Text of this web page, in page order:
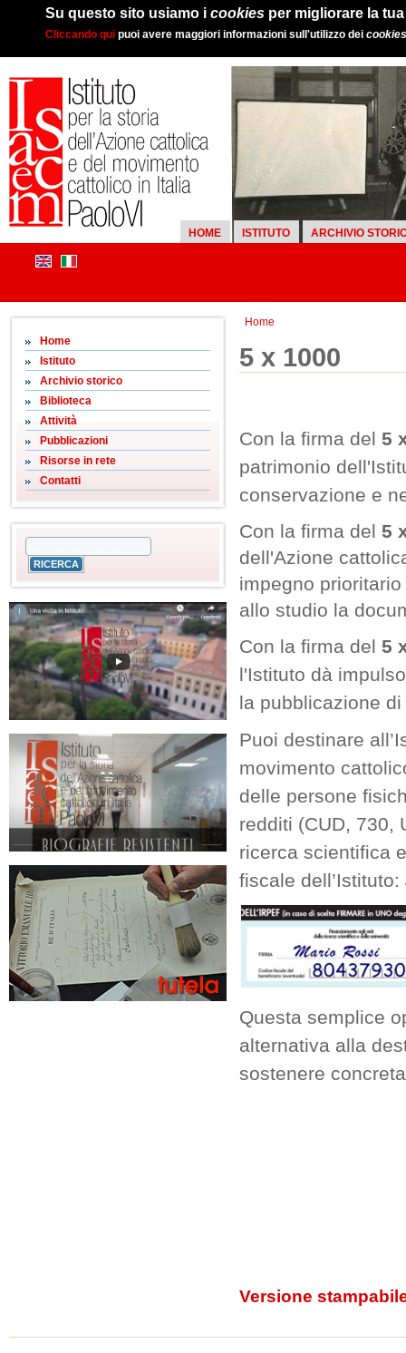
Su questo sito usiamo i cookies per migliorare la
Cliccando qui puoi avere maggiori informazioni sull'utilizzo dei cookies
HOME ISTITUTO ARCHIVIO
Home
Home
Istituto
Archivio storico
Biblioteca
Attività
Pubblicazioni
Risorse in rete
Contatti
5 x 1000
Con la firma del 5
patrimonio
conservazione e
Con la firma del 5
dell'Azione
impegno
allo studio la
Con la firma del 5
l'Istituto dà
la pubblicazione
Puoi destinare
movimento
delle persone
redditi (CUD, 730,
ricerca scientifica
fiscale dell’Istituto:
Questa semplice
alternativa alla
sostenere
Versione